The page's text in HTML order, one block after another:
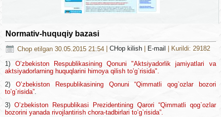
Normativ-huquqiy bazasi
Chop etilgan 30.05.2015 21:54 |CHop kilish E-mail | Kurildi: 29182
1) O’zbekiston Respublikasining Qonuni "Aktsiyadorlik jamiyatlari va
aktsiyadorlarning huquqlarini himoya qilish to’g`risida".
2)O’zbekiston Respublikasining Qonuni “Qimmatli qog`ozlar bozori
to’g`risida”.
3)O’zbekiston Respublikasi Prezidentining Qarori “Qimmatli qog`ozlar
bozorini yanada rivojlantirish chora-tadbirlari to’g`risida”.